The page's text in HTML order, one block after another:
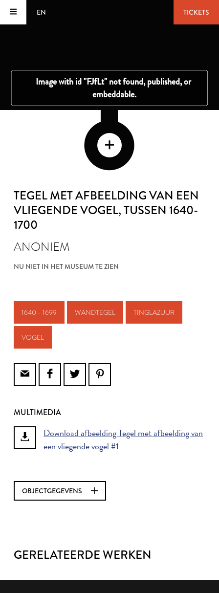
EN TICKETS
TEGEL MET AFBEELDING VAN EEN
VLIEGENDE VOGEL, TUSSEN 1640-
1700
ANONIEM
NU NIET IN HET MUSEUM TE ZIEN
1640 - 1699 WANDTEGEL TINGLAZUUR
VOGEL
MULTIMEDIA
Download afbeelding Tegel met afbeelding van
een vliegende vogel #1
OBJECTGEGEVENS
GERELATEERDE WERKEN